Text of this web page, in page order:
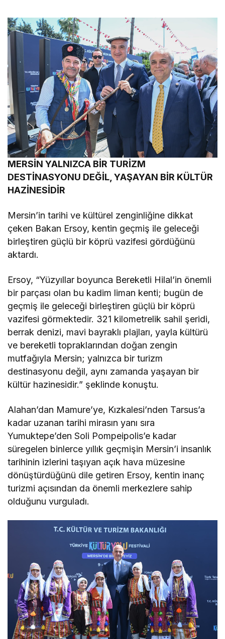
MERSİN YALNIZCA BİR TURİZM
DESTİNASYONU DEĞİL, YAŞAYAN BİR KÜLTÜR
HAZİNESİDİR
Mersin’in tarihi ve kültürel zenginliğine dikkat
çeken Bakan Ersoy, kentin geçmiş ile geleceği
birleştiren güçlü bir köprü vazifesi gördüğünü
aktardı.
Ersoy, “Yüzyıllar boyunca Bereketli Hilal’in önemli
bir parçası olan bu kadim liman kenti; bugün de
geçmiş ile geleceği birleştiren güçlü bir köprü
vazifesi görmektedir. 321 kilometrelik sahil şeridi,
berrak denizi, mavi bayraklı plajları, yayla kültürü
ve bereketli topraklarından doğan zengin
mutfağıyla Mersin; yalnızca bir turizm
destinasyonu değil, aynı zamanda yaşayan bir
kültür hazinesidir.” şeklinde konuştu.
Alahan’dan Mamure’ye, Kızkalesi’nden Tarsus’a
kadar uzanan tarihi mirasın yanı sıra
Yumuktepe’den Soli Pompeipolis’e kadar
süregelen binlerce yıllık geçmişin Mersin’i insanlık
tarihinin izlerini taşıyan açık hava müzesine
dönüştürdüğünü dile getiren Ersoy, kentin inanç
turizmi açısından da önemli merkezlere sahip
olduğunu vurguladı.